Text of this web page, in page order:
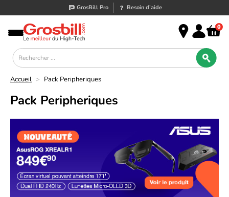
GrosBill Pro Besoin d’aide
0
Accueil > Pack Peripheriques
Pack Peripheriques